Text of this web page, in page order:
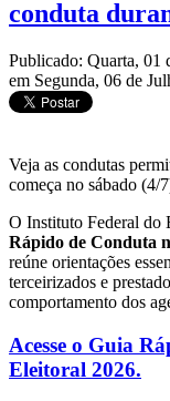
conduta
Publicado: Quarta, 01
em Segunda, 06 de
Veja as condutas
começa no sábado (4/
O Instituto Federal do
Rápido de Conduta
reúne orientações
terceirizados e
comportamento dos
Acesse o Guia
Eleitoral 2026.